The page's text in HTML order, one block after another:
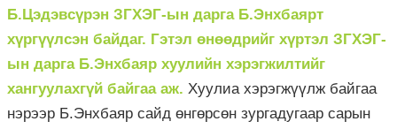
Б.Цэдэвсүрэн ЗГХЭГ-ын дарга Б.Энхбаярт
хүргүүлсэн байдаг. Гэтэл өнөөдрийг хүртэл ЗГХЭГ-
ын дарга Б.Энхбаяр хуулийн хэрэгжилтийг
хангуулахгүй байгаа аж. Хуулиа хэрэгжүүлж байгаа
нэрээр Б.Энхбаяр сайд өнгөрсөн зургадугаар сарын